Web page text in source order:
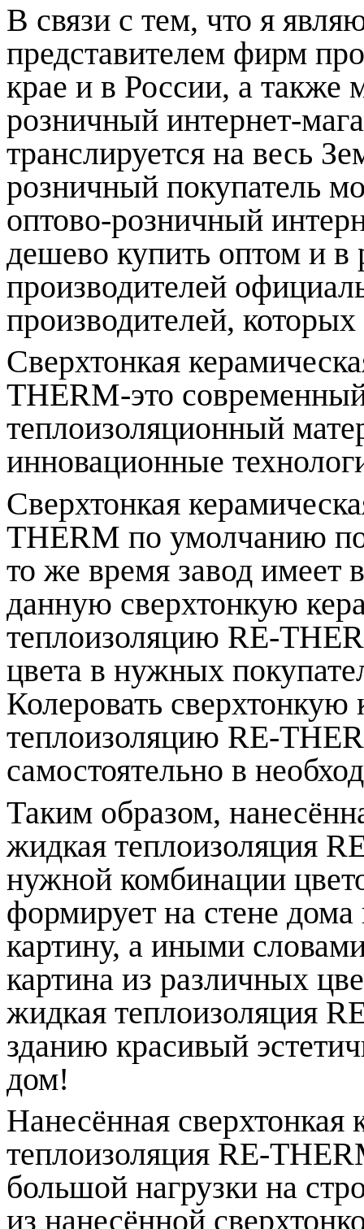
В связи с тем, что я
представителем фирм
крае и в России, а также
розничный интернет-
транслируется на весь
розничный покупатель
оптово-розничный
дешево купить оптом и
производителей
производителей,
Сверхтонкая
THERM-это
теплоизоляционный
инновационные
Сверхтонкая
THERM по умолчанию
то же время завод имеет
данную сверхтонкую
теплоизоляцию RE-
цвета в нужных
Колеровать
теплоизоляцию RE-
самостоятельно в
Таким образом,
жидкая теплоизоляция
нужной комбинации
формирует на стене
картину, а иными
картина из различных
жидкая теплоизоляция
зданию красивый
дом!
Нанесённая сверхтонкая
теплоизоляция RE-
большой нагрузки на
из нанесённой